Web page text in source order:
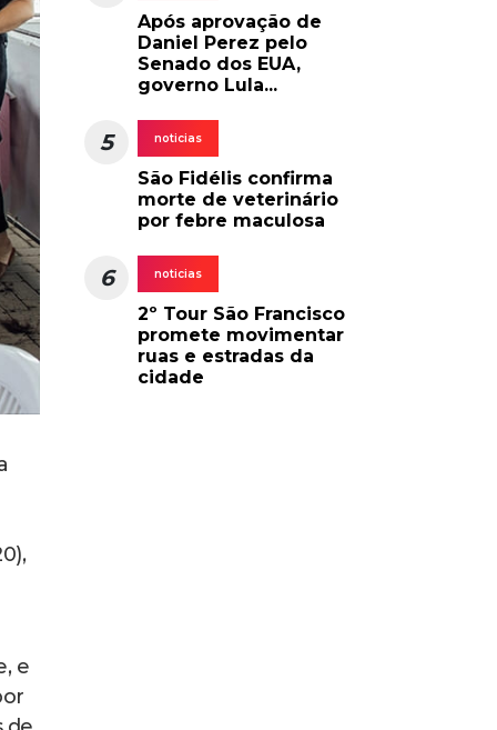
e
Após aprovação de
Daniel Perez pelo
Senado dos EUA,
governo Lula...
5 noticias
São Fidélis confirma
morte de veterinário
por febre maculosa
6 noticias
2º Tour São Francisco
promete movimentar
ruas e estradas da
cidade